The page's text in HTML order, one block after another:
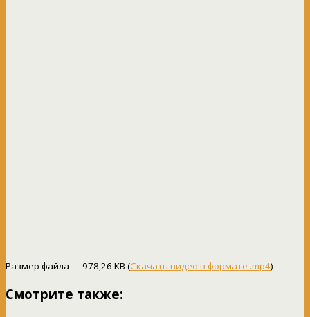
Размер файла — 978,26 KB (Скачать видео в формате .mp4)
Смотрите также: